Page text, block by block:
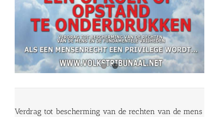
Verdrag tot bescherming van de rechten van de mens